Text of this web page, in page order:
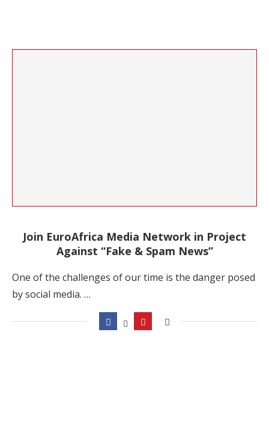
Join EuroAfrica Media Network in Project
Against “Fake & Spam News”
One of the challenges of our time is the danger posed
by social media. …